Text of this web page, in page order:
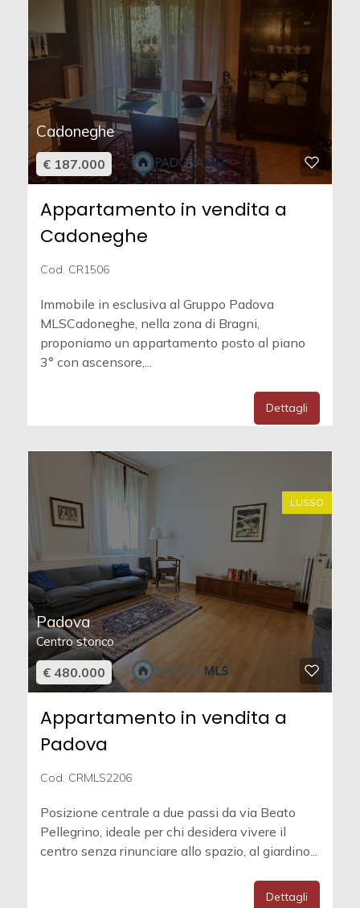
Cadoneghe
€ 187.000
Appartamento in vendita a
Cadoneghe
Cod. CR1506
Immobile in esclusiva al Gruppo Padova
MLSCadoneghe, nella zona di Bragni,
proponiamo un appartamento posto al piano
3° con ascensore,...
Dettagli
LUSSO
Padova
Centro storico
€ 480.000
Appartamento in vendita a
Padova
Cod. CRMLS2206
Posizione centrale a due passi da via Beato
Pellegrino, ideale per chi desidera vivere il
centro senza rinunciare allo spazio, al giardino...
Dettagli